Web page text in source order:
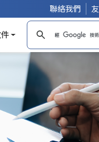
聯絡我們